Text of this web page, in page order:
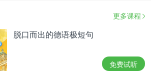
法相处)
不同形容词直接指代人类自己，
指
ein sturer Hund
更多课程
脱口而出的德语极短句
免费试听